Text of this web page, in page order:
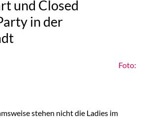
und Closed
in der
Foto:
stehen nicht die Ladies im